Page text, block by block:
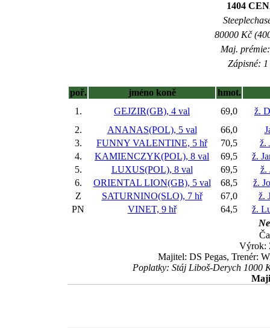
1404
80000 Kč
Maj.
Zápisné:
poř. jméno koně
hmot.
1.
GEJZIR(GB), 4 val 69,0
ž.
2.
ANANAS(POL), 5 val 66,0
3.
FUNNY VALENTINE, 5 hř 70,5
ž.
4.
KAMIENCZYK(POL), 8 val 69,5
ž.
5.
LUXUS(POL), 8 val 69,5
ž.
6.
ORIENTAL LION(GB), 5 val 68,5
ž.
Z
SATURNINO(SLO), 7 hř 67,0
ž.
PN
VINET, 9 hř 64,5
ž.
Výrok:
Majitel: DS Pegas, Trenér:
Poplatky: Stáj Liboš-Derych 1000